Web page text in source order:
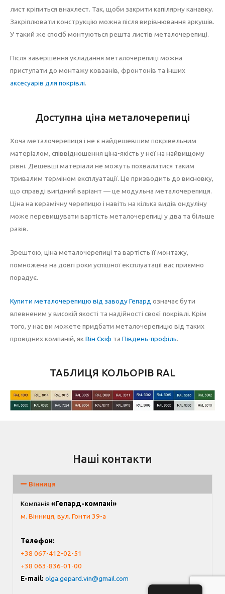
лист кріпиться внахлест. Так, щоби закрити капілярну канавку.
Закріплювати конструкцію можна після вирівнювання аркушів.
У такий же спосіб монтуються решта листів металочерепиці.
Після завершення укладання металочерепиці можна
приступати до монтажу ковзанів, фронтонів та інших
аксесуарів для покрівлі.
Доступна ціна металочерепиці
Хоча металочерепиця і не є найдешевшим покрівельним
матеріалом, співвідношення ціна-якість у неї на найвищому
рівні. Дешевші матеріали не можуть похвалитися таким
тривалим терміном експлуатації. Це призводить до висновку,
що справді вигідний варіант — це модульна металочерепиця.
Ціна на керамічну черепицю і навіть на кілька видів ондуліну
може перевищувати вартість металочерепиці у два та більше
разів.
Зрештою, ціна металочерепиці та вартість її монтажу,
помножена на довгі роки успішної експлуатації вас приємно
порадує.
Купити металочерепицю від заводу Гепард означає бути
впевненим у високій якості та надійності своєї покрівлі. Крім
того, у нас ви можете придбати металочерепицю від таких
провідних компаній, як Він Скіф та Південь-профіль.
ТАБЛИЦЯ КОЛЬОРІВ RAL
Наші контакти
Вінниця
Компанія «Гепард-компані»
м. Вінниця, вул. Гонти 39-а
Телефон:
+38 067-412-02-51
+38 063-836-01-00
E-mail: olga.gepard.vin@gmail.com